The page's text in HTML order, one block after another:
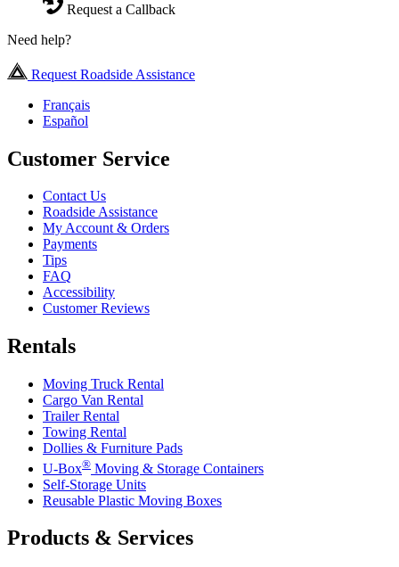
Request a Callback
Need help?
Request Roadside Assistance
Français
Español
Customer Service
Contact Us
Roadside Assistance
My Account & Orders
Payments
Tips
FAQ
Accessibility
Customer Reviews
Rentals
Moving Truck Rental
Cargo Van Rental
Trailer Rental
Towing Rental
Dollies & Furniture Pads
U-Box® Moving & Storage Containers
Self-Storage Units
Reusable Plastic Moving Boxes
Products & Services